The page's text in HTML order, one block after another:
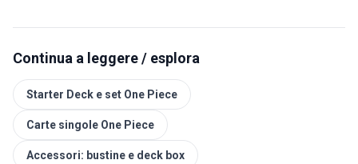
Continua a leggere / esplora
Starter Deck e set One Piece
Carte singole One Piece
Accessori: bustine e deck box